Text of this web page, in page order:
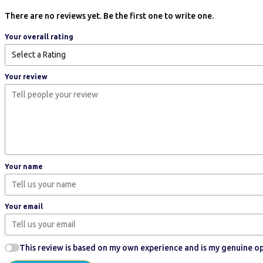
There are no reviews yet. Be the first one to write one.
Your overall rating
Your review
Your name
Your email
This review is based on my own experience and is my genuine